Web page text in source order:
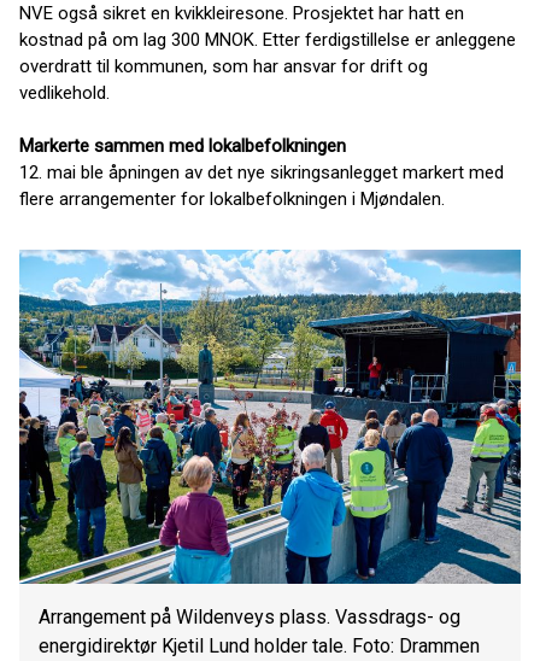
NVE også sikret en kvikkleiresone. Prosjektet har hatt en
kostnad på om lag 300 MNOK. Etter ferdigstillelse er anleggene
overdratt til kommunen, som har ansvar for drift og
vedlikehold.
Markerte sammen med lokalbefolkningen
12. mai ble åpningen av det nye sikringsanlegget markert med
flere arrangementer for lokalbefolkningen i Mjøndalen.
Arrangement på Wildenveys plass. Vassdrags- og
energidirektør Kjetil Lund holder tale. Foto: Drammen